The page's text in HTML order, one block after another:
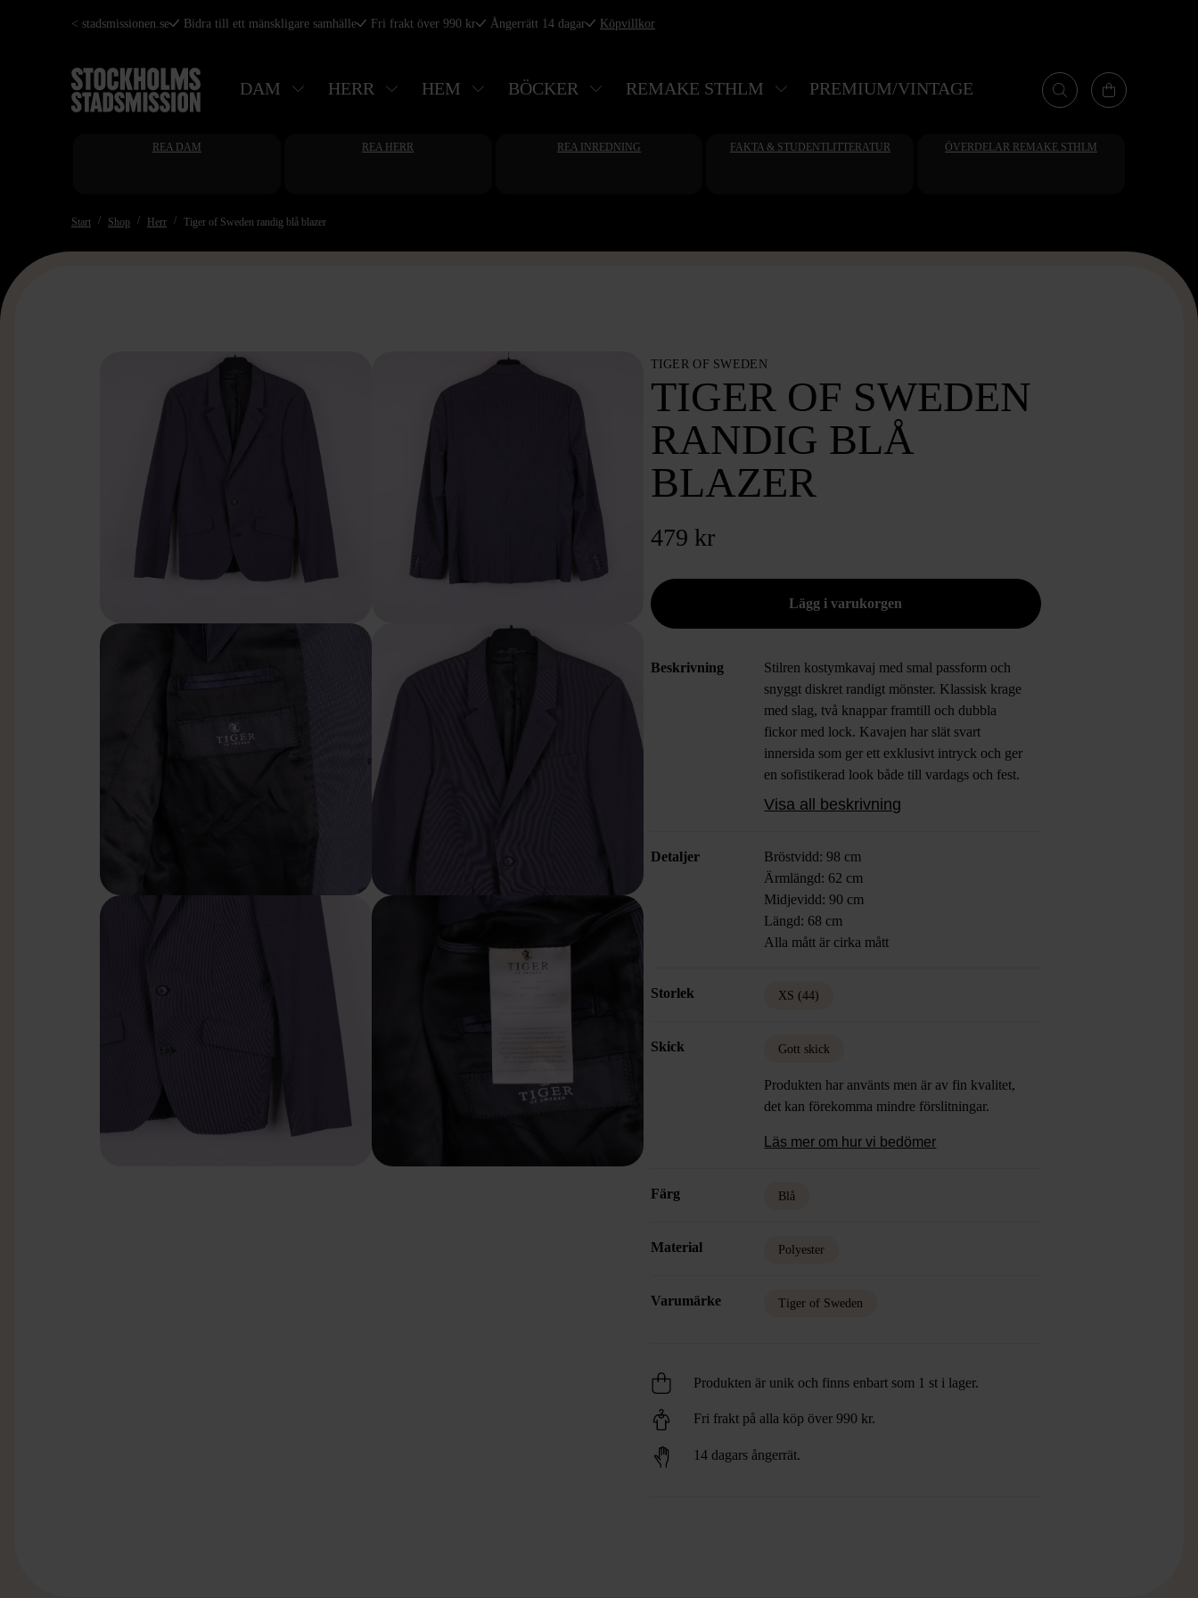
Hoppa
huvudinnehåll
< stadsmissionen.se Bidra till ett mänskligare samhälle Fri frakt över 990 kr Ångerrätt 14 dagar Köpvillkor
DAM HERR HEM BÖCKER REMAKE STHLM PREMIUM/VINTAGE
REA DAM REA HERR REA INREDNING FAKTA & STUDENTLITTERATUR ÖVERDELAR REMAKE STHLM
Start Shop Herr Tiger of Sweden randig blå blazer
TIGER OF SWEDEN
TIGER OF SWEDEN
RANDIG BLÅ
BLAZER
479 kr
Beskrivning
Stilren kostymkavaj med smal passform och
snyggt diskret randigt mönster. Klassisk krage
med slag, två knappar framtill och dubbla
fickor med lock. Kavajen har slät svart
innersida som ger ett exklusivt intryck och ger
en sofistikerad look både till vardags och fest.
Ger vibbar av tidlös elegans och passar
utmärkt när du vill ha en klassiker med en
Visa all beskrivning
Detaljer
Bröstvidd: 98 cm
Ärmlängd: 62 cm
Midjevidd: 90 cm
Längd: 68 cm
Alla mått är cirka mått
Storlek XS (44)
Skick Gott skick
Produkten har använts men är av fin kvalitet,
det kan förekomma mindre förslitningar.
Läs mer om hur vi bedömer
Färg Blå
Material Polyester
Varumärke Tiger of Sweden
Produkten är unik och finns enbart som 1 st i lager.
Fri frakt på alla köp över 990 kr.
14 dagars ångerrät.